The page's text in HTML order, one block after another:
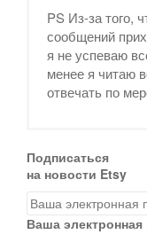
PS Из-за того,
сообщений
я не успеваю
менее я читаю
отвечать по
Подписаться
на новости Etsy
Ваша электронная